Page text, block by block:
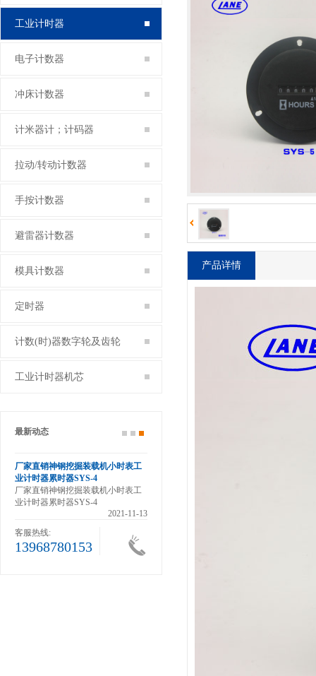
工业计时器
电子计数器
冲床计数器
计米器计；计码器
拉动/转动计数器
手按计数器
避雷器计数器
模具计数器
定时器
计数(时)器数字轮及齿轮
工业计时器机芯
最新动态
厂家直销神钢挖掘装载机小时表工
业计时器累时器SYS-4
厂家直销神钢挖掘装载机小时表工
业计时器累时器SYS-4
2021-11-13
客服热线:
13968780153
产品详情